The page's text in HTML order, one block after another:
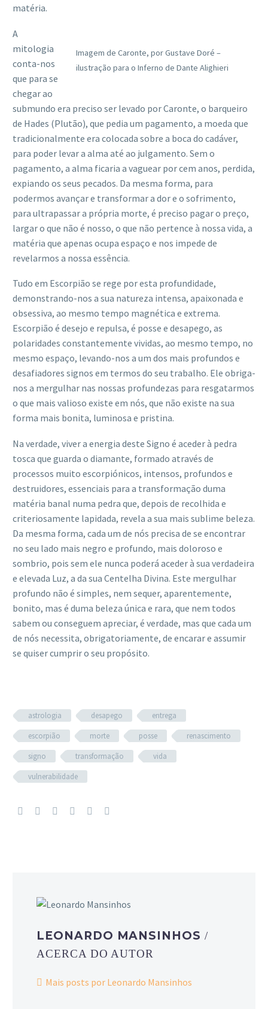
matéria.
Imagem de Caronte, por Gustave Doré –
ilustração para o Inferno de Dante Alighieri
A
mitologia
conta-nos
que para se
chegar ao
submundo era preciso ser levado por Caronte, o barqueiro
de Hades (Plutão), que pedia um pagamento, a moeda que
tradicionalmente era colocada sobre a boca do cadáver,
para poder levar a alma até ao julgamento. Sem o
pagamento, a alma ficaria a vaguear por cem anos, perdida,
expiando os seus pecados. Da mesma forma, para
podermos avançar e transformar a dor e o sofrimento,
para ultrapassar a própria morte, é preciso pagar o preço,
largar o que não é nosso, o que não pertence à nossa vida, a
matéria que apenas ocupa espaço e nos impede de
revelarmos a nossa essência.
Tudo em Escorpião se rege por esta profundidade,
demonstrando-nos a sua natureza intensa, apaixonada e
obsessiva, ao mesmo tempo magnética e extrema.
Escorpião é desejo e repulsa, é posse e desapego, as
polaridades constantemente vividas, ao mesmo tempo, no
mesmo espaço, levando-nos a um dos mais profundos e
desafiadores signos em termos do seu trabalho. Ele obriga-
nos a mergulhar nas nossas profundezas para resgatarmos
o que mais valioso existe em nós, que não existe na sua
forma mais bonita, luminosa e pristina.
Na verdade, viver a energia deste Signo é aceder à pedra
tosca que guarda o diamante, formado através de
processos muito escorpiónicos, intensos, profundos e
destruidores, essenciais para a transformação duma
matéria banal numa pedra que, depois de recolhida e
criteriosamente lapidada, revela a sua mais sublime beleza.
Da mesma forma, cada um de nós precisa de se encontrar
no seu lado mais negro e profundo, mais doloroso e
sombrio, pois sem ele nunca poderá aceder à sua verdadeira
e elevada Luz, a da sua Centelha Divina. Este mergulhar
profundo não é simples, nem sequer, aparentemente,
bonito, mas é duma beleza única e rara, que nem todos
sabem ou conseguem apreciar, é verdade, mas que cada um
de nós necessita, obrigatoriamente, de encarar e assumir
se quiser cumprir o seu propósito.
astrologia desapego
entrega
escorpião
morte posse
renascimento
signo
transformação
vida
vulnerabilidade
LEONARDO MANSINHOS/
ACERCA DO AUTOR
Mais posts por Leonardo Mansinhos